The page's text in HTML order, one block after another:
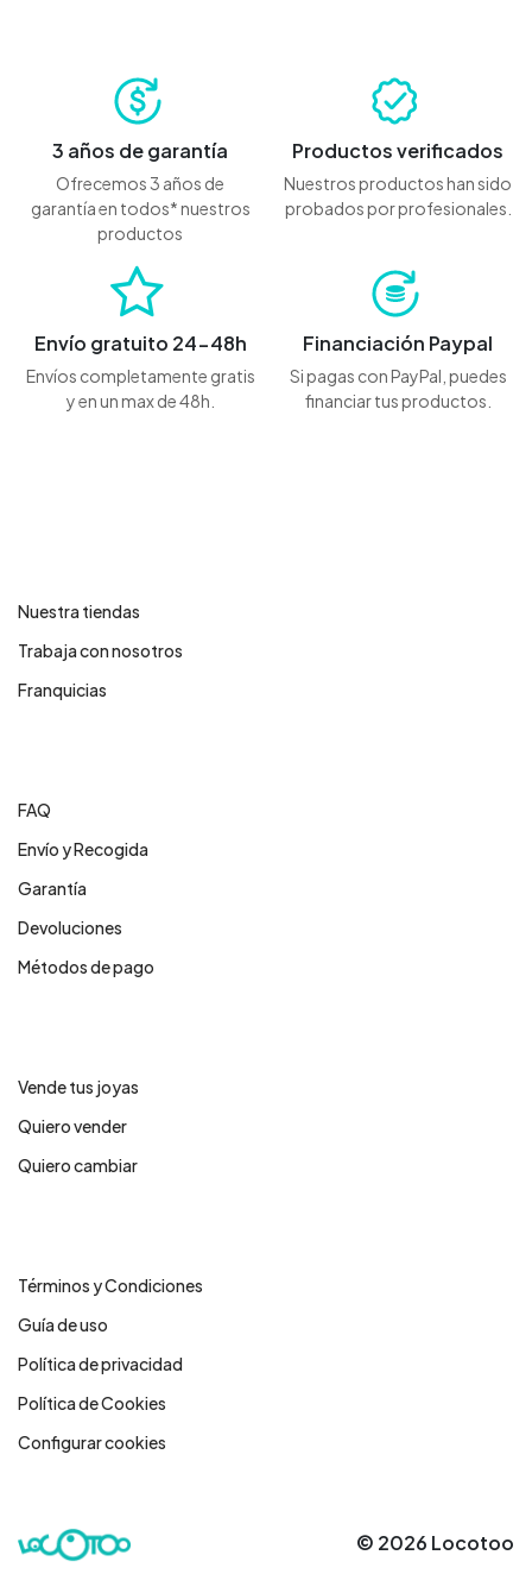
3 años de garantía
Ofrecemos 3 años de
garantía en todos* nuestros
productos
Productos verificados
Nuestros productos han sido
probados por profesionales.
Envío gratuito 24-48h
Envíos completamente gratis
y en un max de 48h.
Financiación Paypal
Si pagas con PayPal, puedes
financiar tus productos.
Nuestra tiendas
Trabaja con nosotros
Franquicias
FAQ
Envío y Recogida
Garantía
Devoluciones
Métodos de pago
Vende tus joyas
Quiero vender
Quiero cambiar
Términos y Condiciones
Guía de uso
Política de privacidad
Política de Cookies
Configurar cookies
© 2026 Locotoo